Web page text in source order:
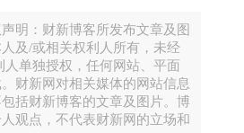
和绿色债券外，绿色金融还包
、绿色期货、绿色基金、绿色
市场为基础形成的碳金融，这
券法。
：财新博客所发布文章及图
及/或相关权利人所有，未经
人单独授权，任何网站、平面
财新网对相关媒体的网站信息
括财新博客的文章及图片。博
观点，不代表财新网的立场和